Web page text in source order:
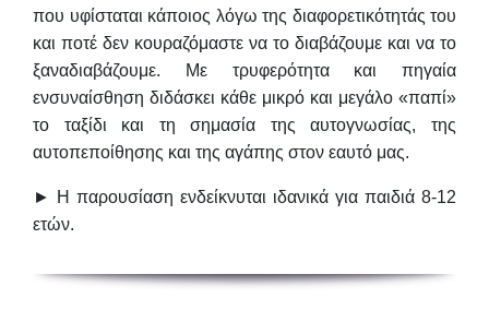
που υφίσταται κάποιος λόγω της διαφορετικότητάς του
και ποτέ δεν κουραζόμαστε να το διαβάζουμε και να το
ξαναδιαβάζουμε. Με τρυφερότητα και πηγαία
ενσυναίσθηση διδάσκει κάθε μικρό και μεγάλο «παπί»
το ταξίδι και τη σημασία της αυτογνωσίας, της
αυτοπεποίθησης και της αγάπης στον εαυτό μας.
►
Η παρουσίαση ενδείκνυται ιδανικά για παιδιά 8-12
ετών.